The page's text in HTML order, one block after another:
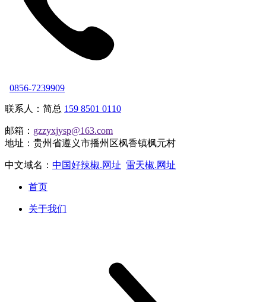
0856-7239909
联系人：简总 159 8501 0110
邮箱： gzzyxjysp@163.com
地址：贵州省遵义市播州区枫香镇枫元村
中文域名： 中国好辣椒.网址 雷天椒.网址
首页
关于我们